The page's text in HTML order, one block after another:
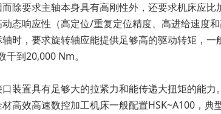
要求主轴本身具有高刚性外，还要求机床应比
态响应性（高定位/重复定位精度、高进给速度
时，要求旋转轴应能提供足够高的驱动转矩，一
到20,000 Nm。
置具有足够大的拉紧力和能传递大扭矩的能力
效高速数控加工机床一般配置HSK~A100，典